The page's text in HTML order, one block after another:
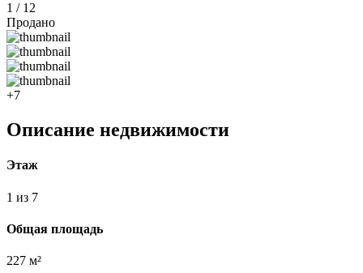
1 / 12
Продано
+7
Описание недвижимости
Этаж
1 из 7
Общая площадь
227 м²